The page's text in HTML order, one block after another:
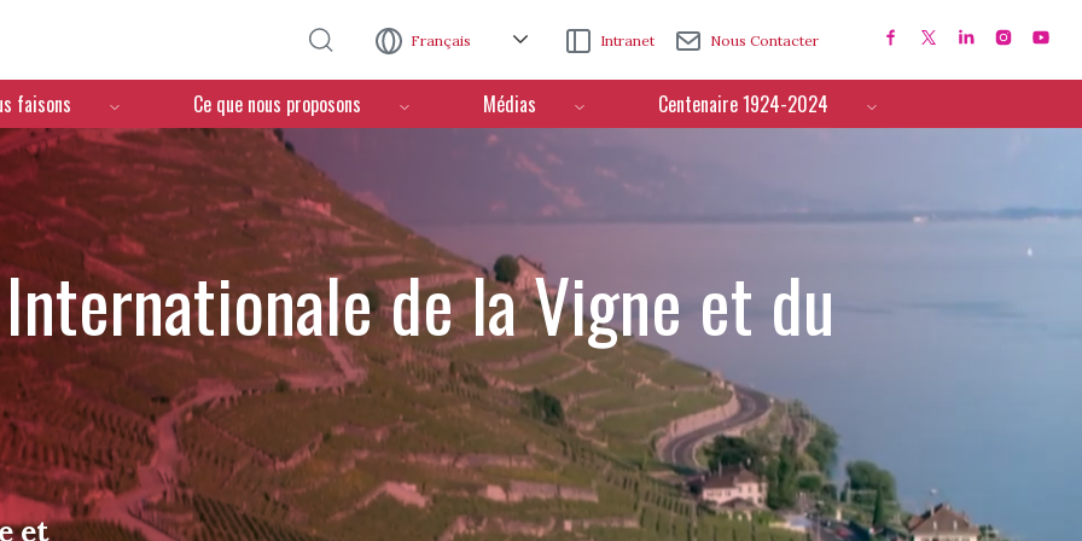
Français Intranet Nous Contacter
faisons Ce que nous proposons Médias Centenaire 1924-2024
de la Vigne et du
et